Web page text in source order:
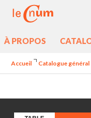
À PROPOS
Accueil Catalogue général